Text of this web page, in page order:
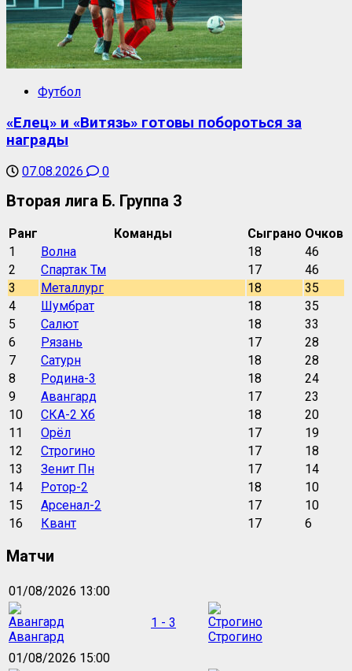
Футбол
«Елец» и «Витязь» готовы побороться за
награды
07.08.2026 0
Вторая лига Б. Группа 3
Ранг Команды Сыграно Очков
1
Волна 18
46
2
Спартак Тм 17
46
3
Металлург 18
35
4
Шумбрат 18
35
5
Салют 18
33
6
Рязань 17
28
7
Сатурн 18
28
8
Родина-3 18
24
9
Авангард 17
23
10
СКА-2 Хб 18
20
11
Орёл 17
19
12
Строгино 17
18
13
Зенит Пн 17
14
14
Ротор-2 18
10
15
Арсенал-2 17
10
16
Квант 17 6
Матчи
01/08/2026 13:00
Авангард
1 - 3
Строгино
01/08/2026 15:00